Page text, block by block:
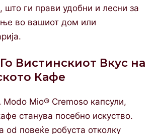
ги прави удобни и лесни за
во вашиот дом или
Вистинскиот Вкус на
Кафе
Mio® Cremoso капсули,
станува посебно искуство.
od повеќе робуста отколку